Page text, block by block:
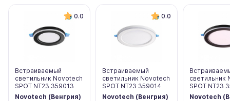
0.0
Встраиваемый
светильник Novotech
SPOT NT23 359013
Novotech (Венгрия)
0.0
Встраиваемый
светильник Novotech
SPOT NT23 359014
Novotech (Венгрия)
светильник
SPOT NT23
Novotech